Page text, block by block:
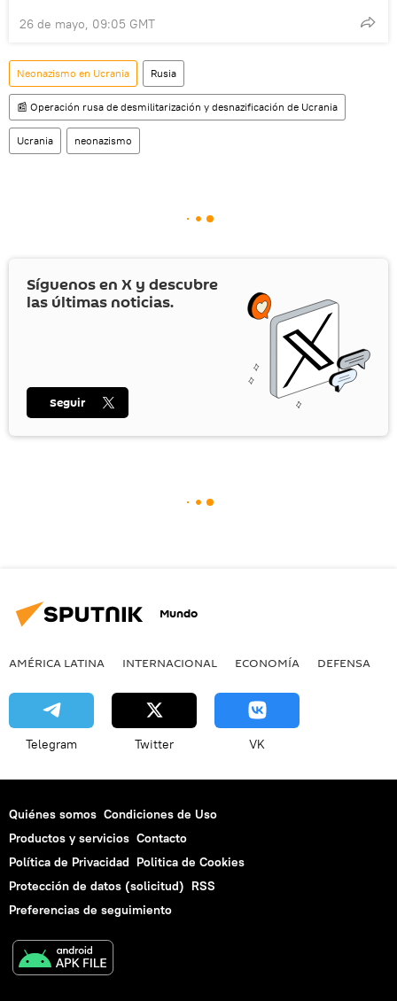
26 de mayo, 09:05 GMT
Neonazismo en Ucrania Rusia
📰 Operación rusa de desmilitarización y desnazificación de Ucrania
Ucrania neonazismo
Síguenos en X y descubre
las últimas noticias.
Seguir
Mundo
AMÉRICA LATINA INTERNACIONAL ECONOMÍA DEFENSA
Telegram Twitter VK
Quiénes somos Condiciones de Uso
Productos y servicios Contacto
Política de Privacidad Politica de Cookies
Protección de datos (solicitud) RSS
Preferencias de seguimiento